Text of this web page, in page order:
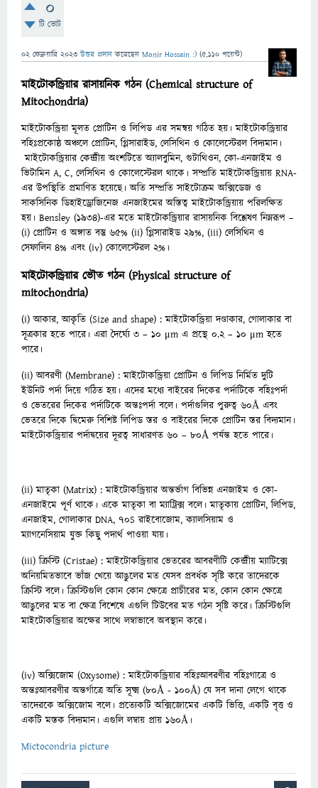
0
টি ভোট
02 ফেব্রুয়ারি 2023 উত্তর প্রদান করেছেন Monir Hossain :) (5,110 পয়েন্ট)
মাইটোকন্ড্রিয়ার রাসায়নিক গঠন (Chemical structure of
Mitochondria)
মাইটোকন্ড্রিয়া মূলত প্রোটিন ও লিপিড এর সমন্বয় গঠিত হয়। মাইটোকন্ড্রিয়ার
বহিঃপ্রকোষ্ঠ অঞ্চলে প্রোটিন, গ্লিসারাইড, লেসিথিন ও কোলেস্টেরল বিদ্যমান।
মাইটোকন্ড্রিয়ার কেন্দ্রীয় অংশটিতে অ্যালবুমিন, গুটাথিওন, কো-এনজাইম ও
ভিটামিন A, C, লেসিথিন ও কোলেস্টেরল থাকে। সম্প্রতি মাইটোকন্ড্রিয়ায় RNA-
এর উপস্থিতি প্রমাণিত হয়েছে। অতি সম্প্রতি সাইটোক্রম অক্সিডেজ ও
সাকসিনিক ডিহাইড্রোজিনেজ এনজাইমের অস্তিত্ব মাইটোকন্ড্রিয়ায় পরিলক্ষিত
হয়। Bensley (১৯৩৪)-এর মতে মাইটোকন্ড্রিয়ার রাসায়নিক বিশ্লেষণ নিম্নরূপ –
(i) প্রোটিন ও অঙ্গাত বস্তু ৬৫% (ii) গ্লিসারাইড ২৯%, (iii) লেসিথিন ও
সেফালিন ৪% এবং (iv) কোলেস্টেরল ২%।
মাইটোকন্ড্রিয়ার ভৌত গঠন (Physical structure of
mitochondria)
(i) আকার, আকৃতি (Size and shape) : মাইটোকন্ড্রিয়া দণ্ডাকার, গোলাকার বা
সূত্রকার হতে পারে। এরা দৈর্ঘ্যে ৩ – ১০ μm এ প্রস্থে ০.২ – ১০ μm হতে
পারে।
(ii) আবরণী (Membrane) : মাইটোকন্ড্রিয়া প্রোটিন ও লিপিড নির্মিত দুটি
ইউনিট পর্দা দিয়ে গঠিত হয়। এদের মধ্যে বাইরের দিকের পর্দাটিকে বহিঃপর্দা
ও ভেতরের দিকের পর্দাটিকে অন্তঃপর্দা বলে। পর্দাগুলির পুরুত্ব ৬০Å এবং
ভেতরে দিকে দ্বিমেরু বিশিষ্ট লিপিড স্তর ও বাইরের দিকে প্রোটিন স্তর বিদ্যমান।
মাইটোকন্ড্রিয়ার পর্দাদ্বয়ের দূরত্ব সাধারণত ৬০ – ৮০Å পর্যন্ত হতে পারে।
(ii) মাতৃকা (Matrix) : মাইটোকন্ড্রিয়ার অন্তর্ভাগ বিভিন্ন এনজাইম ও কো-
এনজাইমে পূর্ণ থাকে। একে মাতৃকা বা ম্যাট্রিক্স বলে। মাতৃকায় প্রোটিন, লিপিড,
এনজাইম, গোলাকার DNA, 70S রাইবোজোম, ক্যালসিয়াম ও
ম্যাগনেসিয়াম যুক্ত কিছু পদার্থ পাওয়া যায়।
(iii) ক্রিস্টি (Cristae) : মাইটোকন্ড্রিয়ার ভেতরের আবরণীটি কেন্দ্রীয় ম্যাটিক্সে
অনিয়মিতভাবে ভাঁজ খেয়ে আঙুলের মত যেসব প্রবর্ধক সৃষ্টি করে তাদেরকে
ক্রিস্টি বলে। ক্রিস্টিগুলি কোন কোন ক্ষেত্রে প্রাচীরের মত, কোন কোন ক্ষেত্রে
আঙুলের মত বা ক্ষেত্র বিশেষে এগুলি টিউবের মত গঠন সৃষ্টি করে। ক্রিস্টিগুলি
মাইটোকন্ড্রিয়ার অক্ষের সাথে লম্বাভাবে অবস্থান করে।
(iv) অক্সিজোম (Oxysome) : মাইটোকন্ড্রিয়ার বহিঃআবরণীর বহিঃগাত্রে ও
অন্তঃআবরণীর অন্তর্গাত্রে অতি সূক্ষ্ম (৮০Å - ১০০Å) যে সব দানা লেগে থাকে
তাদেরকে অক্সিজোম বলে। প্রত্যেকটি অক্সিজোমের একটি ভিত্তি, একটি বৃত্ত ও
একটি মস্তক বিদ্যমান। এগুলি লম্বায় প্রায় ১৬০Å।
Mictocondria picture